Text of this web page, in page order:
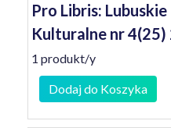
Pro Libris:
Kulturalne nr 4(25)
1 produkt/y
Dodaj do Koszyka